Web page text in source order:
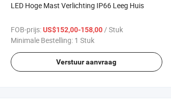
LED Hoge Mast Verlichting IP66 Leeg Huis
FOB-prijs:US$152,00-158,00/ Stuk
Minimale Bestelling: 1 Stuk
Verstuur aanvraag